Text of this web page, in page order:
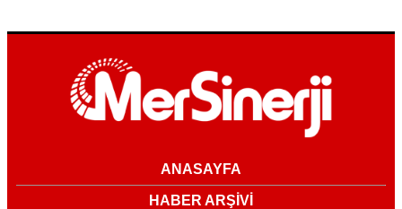
ANASAYFA
HABER ARŞİVİ